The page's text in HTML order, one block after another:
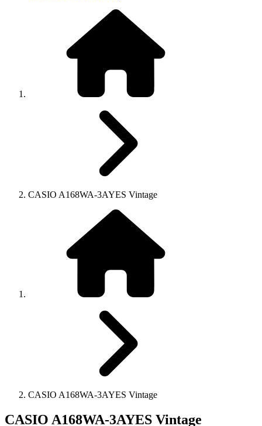
CASIO A168WA-3AYES Vintage
CASIO A168WA-3AYES Vintage
CASIO A168WA-3AYES Vintage